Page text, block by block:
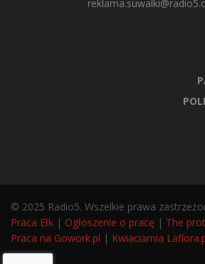
© 2025 Radio5. Wszelkie prawa
Praca Ełk | Ogłoszenie o pracę | The
Praca na Gowork.pl | Kwiaciarnia